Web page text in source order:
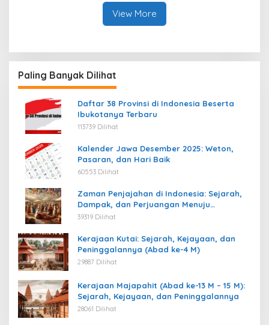
View More
Paling Banyak Dilihat
Daftar 38 Provinsi di Indonesia Beserta
Ibukotanya Terbaru
113739 Dilihat
Kalender Jawa Desember 2025: Weton,
Pasaran, dan Hari Baik
60553 Dilihat
Zaman Penjajahan di Indonesia: Sejarah,
Dampak, dan Perjuangan Menuju
Kemerdekaan
39319 Dilihat
Kerajaan Kutai: Sejarah, Kejayaan, dan
Peninggalannya (Abad ke-4 M)
29887 Dilihat
Kerajaan Majapahit (Abad ke-13 M – 15 M):
Sejarah, Kejayaan, dan Peninggalannya
28061 Dilihat